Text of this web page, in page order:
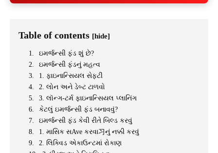
Table of contents [hide]
ઇમર્જન્સી ફંડ શું છે?
ઇમર્જન્સી ફંડનું મહત્વ
1. ફાઇનાન્સિયલ સેફ્ટી
2. લોન અને ડેબ્ટ ટાળવો
3. લૉન્ગ-ટર્મ ફાઇનાન્સિયલ પ્લાનિંગ
કેટલું ઇમર્જન્સી ફંડ બનાવવું?
ઇમર્જન્સી ફંડ કેવી રીતે બિલ્ડ કરવું
1. માસિક સAve કરવા习નું નક્કી કરવું
2. લિક્વિડ એકાઉન્ટમાં રોકાણ